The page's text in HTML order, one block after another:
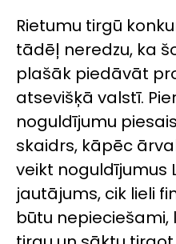
Rietumu tirgū
tādēļ neredzu, ka
plašāk piedāvāt
atsevišķā valstī.
noguldījumu
skaidrs, kāpēc
veikt noguldījumus
jautājums, cik lieli
būtu